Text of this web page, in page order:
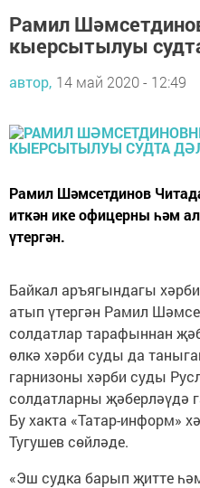
Рамил
кыерсытылуы
автор, 14 май 2020 - 12:49
Рамил Шәмсетдинов
иткән ике офицерны һәм
үтергән.
Байкал аръягындагы
атып үтергән Рамил
солдатлар тарафыннан
өлкә хәрби суды да
гарнизоны хәрби суды
солдатларны җәберләүдә
Бу хакта «Татар-информ»
Тугушев сөйләде.
«Эш судка барып җитте